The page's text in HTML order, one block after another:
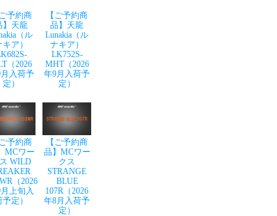
ご予約商
】天龍
（ル
キア）
（2026
入荷予
定）
【ご予約商
品】天龍
Lunakia（ル
ナキア）
LK752S-
MHT（2026
年9月入荷予
定）
ご予約商
MCワー
WILD
（2026
上旬入
予定）
【ご予約商
品】MCワー
クス
STRANGE
BLUE
107R（2026
年8月入荷予
定）